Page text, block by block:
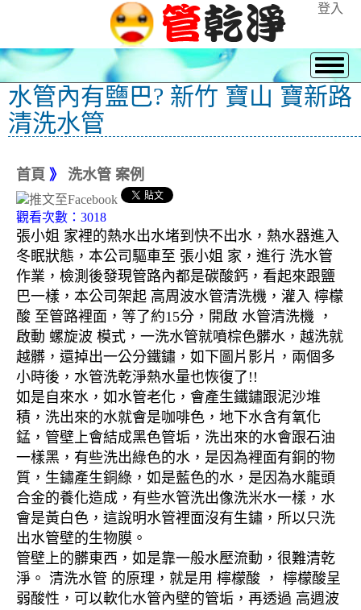
登入
水管內有鹽巴? 新竹 寶山 寶新路
清洗水管
首頁 》 洗水管 案例
觀看次數：3018
張小姐 家裡的熱水出水堵到快不出水，熱水器進入
冬眠狀態，本公司驅車至 張小姐 家，進行 洗水管
作業，檢測後發現管路內都是碳酸鈣，看起來跟鹽
巴一樣，本公司架起 高周波水管清洗機，灌入 檸檬
酸 至管路裡面，等了約15分，開啟 水管清洗機 ，
啟動 螺旋波 模式，一洗水管就噴棕色髒水，越洗就
越髒，還掉出一公分鐵鏽，如下圖片影片，兩個多
小時後，水管洗乾淨熱水量也恢復了!!
如是自來水，如水管老化，會產生鐵鏽跟泥沙堆
積，洗出來的水就會是咖啡色，地下水含有氧化
錳，管壁上會結成黑色管垢，洗出來的水會跟石油
一樣黑，有些洗出綠色的水，是因為裡面有銅的物
質，生鏽產生銅綠，如是藍色的水，是因為水龍頭
合金的養化造成，有些水管洗出像洗米水一樣，水
會是黃白色，這說明水管裡面沒有生鏽，所以只洗
出水管壁的生物膜。
管壁上的髒東西，如是靠一般水壓流動，很難清乾
淨。 清洗水管 的原理，就是用 檸檬酸 ， 檸檬酸呈
弱酸性，可以軟化水管內壁的管垢，再透過 高週波